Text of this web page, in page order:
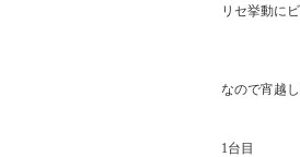
リセ挙動に
なので宵越
1台目